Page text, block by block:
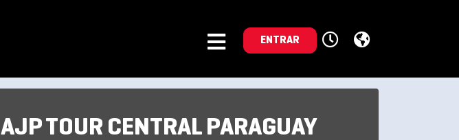
ENTRAR
AJP TOUR CENTRAL PARAGUAY